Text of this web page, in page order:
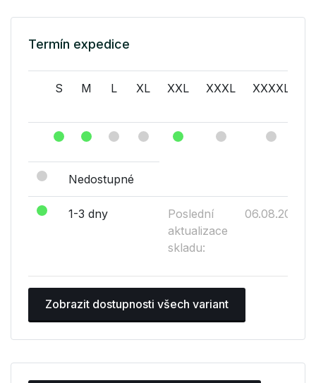
Termín expedice
S M L XL XXL XXXL
XXXXL
Nedostupné
1-3 dny
Poslední
aktualizace
skladu:
06.08.2026
Zobrazit dostupnosti všech variant